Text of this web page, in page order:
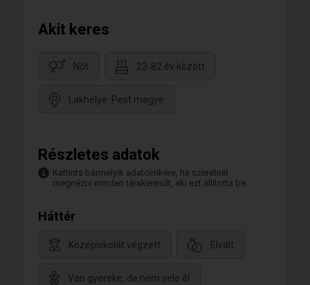
Akit keres
Nőt 23-82 év között
Lakhelye: Pest megye
Részletes adatok
Kattints bármelyik adatcímkére, ha szeretnél
megnézni minden társkeresőt, aki ezt állította be.
Háttér
Középiskolát végzett Elvált
Van gyereke, de nem vele él